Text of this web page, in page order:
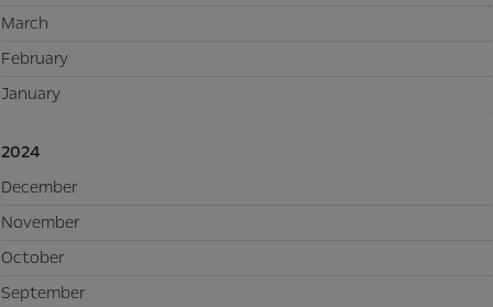
March
February
January
2024
December
November
October
September